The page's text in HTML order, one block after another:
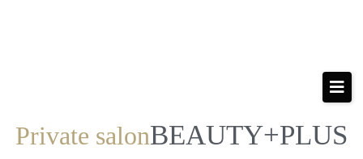
Private salonBEAUTY+PLUS